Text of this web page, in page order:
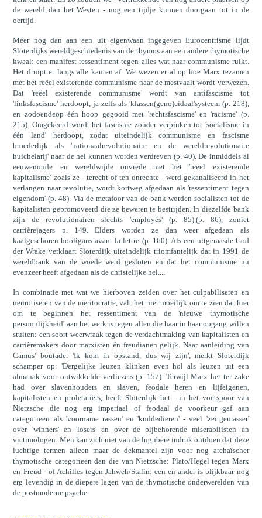
de wereld dan het Westen - nog een tijdje kunnen doorgaan tot in de
oertijd.
Meer nog dan aan een uit eigenwaan ingegeven Eurocentrisme lijdt
Sloterdijks wereldgeschiedenis van de thymos aan een andere thymotische
kwaal: een manifest ressentiment tegen alles wat naar communisme ruikt.
Het druipt er langs alle kanten af. We wezen er al op hoe Marx tezamen
met het reëel existerende communisme naar de mestvaalt wordt verwezen.
Dat 'reëel existerende communisme' wordt van antifascisme tot
'linksfascisme' herdoopt, ja zelfs als 'klassen(geno)cidaal'systeem (p. 218),
en zodoendeop één hoop gegooid met 'rechtsfascisme' en 'racisme' (p.
215). Omgekeerd wordt het fascisme zonder verpinken tot 'socialisme in
één land' herdoopt, zodat uiteindelijk communisme en fascisme
broederlijk als 'nationaalrevolutionaire en de wereldrevolutionaire
huichelarij' naar de hel kunnen worden verdreven (p. 40). De inmiddels al
eeuwenoude en wereldwijde onvrede met het 'reëel existerende
kapitalisme' zoals ze - terecht of ten onrechte - werd gekanaliseerd in het
verlangen naar revolutie, wordt kortweg afgedaan als 'ressentiment tegen
eigendom' (p. 48). Via de metafoor van de bank worden socialisten tot de
kapitalisten gepromoveerd die ze beweren te bestrijden. In diezelfde bank
zijn de revolutionairen slechts 'employés' (p. 85).(p. 86), zoniet
carrièrejagers p. 149. Elders worden ze dan weer afgedaan als
kaalgeschoren hooligans avant la lettre (p. 160). Als een uitgeraasde God
der Wrake verklaart Sloterdijk uiteindelijk triomfantelijk dat in 1991 de
wereldbank van de woede werd gesloten en dat het communisme nu
evenzeer heeft afgedaan als de christelijke hel....
In combinatie met wat we hierboven zeiden over het culpabiliseren en
neurotiseren van de meritocratie, valt het niet moeilijk om te zien dat hier
om te beginnen het ressentiment van de 'nieuwe thymotische
persoonlijkheid' aan het werk is tegen allen die haar in haar opgang willen
stuiten: een soort weerwraak tegen de verdachtmaking van kapitalisten en
carrièremakers door marxisten én freudianen gelijk. Naar aanleiding van
Camus' boutade: 'Ik kom in opstand, dus wij zijn', merkt Sloterdijk
schamper op: 'Dergelijke leuzen klinken even hol als leuzen uit een
almanak voor ontwikkelde verliezers (p. 157). Terwijl Marx het ter zake
had over slavenhouders en slaven, feodale heren en lijfeigenen,
kapitalisten en proletariërs, heeft Sloterdijk het - in het voetspoor van
Nietzsche die nog erg imperiaal of feodaal de voorkeur gaf aan
categorieën als 'voorname rassen' en 'kuddedieren' - veel 'zeitgemässer'
over 'winners' en 'losers' en over de bijbehorende miserabilisten en
victimologen. Men kan zich niet van de lugubere indruk ontdoen dat deze
luchtige termen alleen maar de dekmantel zijn voor nog archaïscher
thymotische categorieën dan die van Nietzsche: Plato/Hegel tegen Marx
en Freud - of Achilles tegen Jahweh/Stalin: een en ander is blijkbaar nog
erg levendig in de diepere lagen van de thymotische onderwerelden van
de postmoderne psyche.